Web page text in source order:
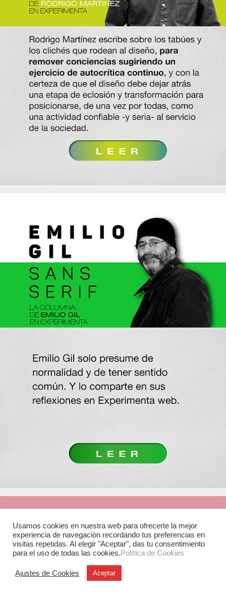
Usamos cookies en nuestra web para ofrecerte la mejor
experiencia de navegación recordando tus preferencias en
visitas repetidas. Al elegir "Aceptar", das tu consentimiento
para el uso de todas las cookies.Política de Cookies
Ajustes de Cookies Aceptar